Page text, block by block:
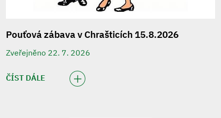
Pouťová zábava v Chrašticích 15.8.2026
Zveřejněno 22. 7. 2026
ČÍST DÁLE